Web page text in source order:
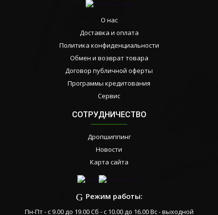
О нас
Доставка и оплата
Политика конфиденциальности
Обмен и возврат товара
Договор публичной оферты
Программы кредитования
Сервис
СОТРУДНИЧЕСТВО
Дропшиппинг
Новости
Карта сайта
Режим работы:
Пн-Пт - с 9.00 до 19.00 Сб - с 10.00 до 16.00 Вс - выходной